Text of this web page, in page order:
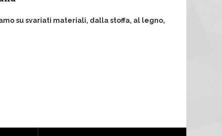
su svariati materiali, dalla stoffa, al legno,